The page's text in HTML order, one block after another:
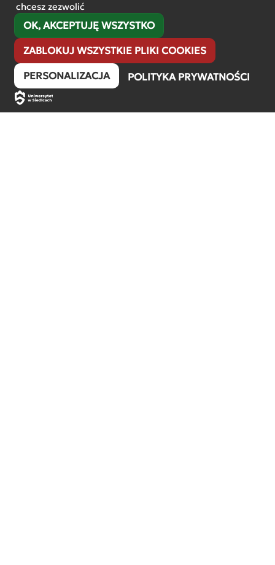
chcesz zezwolić
OK, AKCEPTUJĘ WSZYSTKO
ZABLOKUJ WSZYSTKIE PLIKI COOKIES
PERSONALIZACJA POLITYKA PRYWATNOŚCI